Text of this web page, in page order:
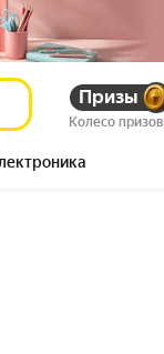
Призы
Колесо призов